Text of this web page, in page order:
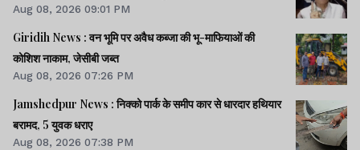
Aug 08, 2026 09:01 PM
Giridih News : वन भूमि पर अवैध कब्जा की भू-माफियाओं की
कोशिश नाकाम, जेसीबी जब्त
Aug 08, 2026 07:26 PM
Jamshedpur News : निक्को पार्क के समीप कार से धारदार हथियार
बरामद, 5 युवक धराए
Aug 08, 2026 07:38 PM